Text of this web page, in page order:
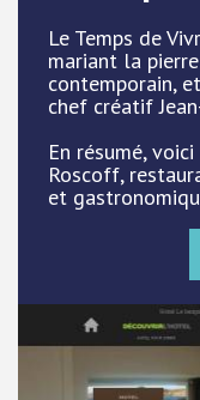
Le Temps de
mariant la
contemporain,
chef créatif
En résumé,
Roscoff,
et